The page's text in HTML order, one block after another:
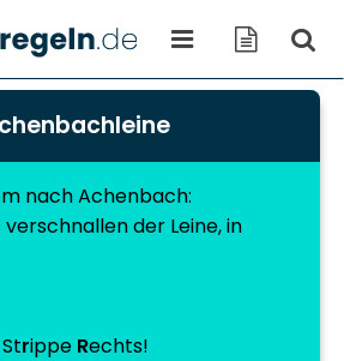
nachAchenbach:
der Leine, in
rippe Rechts!